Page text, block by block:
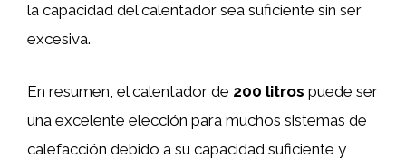
la capacidad del calentador sea suficiente sin ser
excesiva.
En resumen, el calentador de 200 litros puede ser
una excelente elección para muchos sistemas de
calefacción debido a su capacidad suficiente y